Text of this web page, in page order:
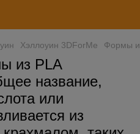
Хэллоуин 3DForMe Формы
из PLA
название,
или
из